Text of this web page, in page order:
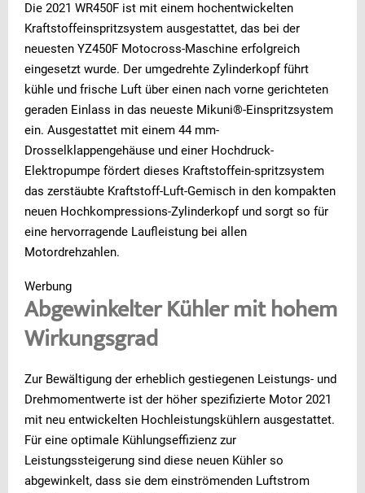
Die 2021 WR450F ist mit einem hochentwickelten
Kraftstoffeinspritzsystem ausgestattet, das bei der
neuesten YZ450F Motocross-Maschine erfolgreich
eingesetzt wurde. Der umgedrehte Zylinderkopf führt
kühle und frische Luft über einen nach vorne gerichteten
geraden Einlass in das neueste Mikuni®-Einspritzsystem
ein. Ausgestattet mit einem 44 mm-
Drosselklappengehäuse und einer Hochdruck-
Elektropumpe fördert dieses Kraftstoffein-spritzsystem
das zerstäubte Kraftstoff-Luft-Gemisch in den kompakten
neuen Hochkompressions-Zylinderkopf und sorgt so für
eine hervorragende Laufleistung bei allen
Motordrehzahlen.
Werbung
Abgewinkelter Kühler mit hohem
Wirkungsgrad
Zur Bewältigung der erheblich gestiegenen Leistungs- und
Drehmomentwerte ist der höher spezifizierte Motor 2021
mit neu entwickelten Hochleistungskühlern ausgestattet.
Für eine optimale Kühlungseffizienz zur
Leistungssteigerung sind diese neuen Kühler so
abgewinkelt, dass sie dem einströmenden Luftstrom